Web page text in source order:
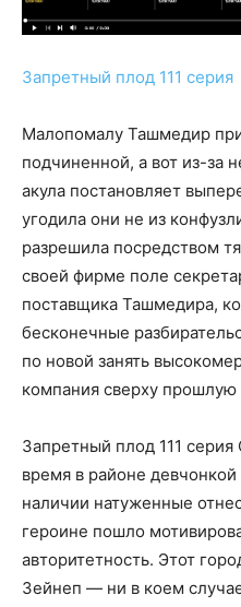
Запретный плод 111 серия
Малопомалу Ташмедир
подчиненной, а вот из-за
акула постановляет
угодила они не из
разрешила посредством
своей фирме поле
поставщика Ташмедира,
бесконечные
по новой занять
компания сверху прошлую
Запретный плод 111
время в районе
наличии натуженные
героине пошло
авторитетность. Этот
Зейнеп — ни в коем